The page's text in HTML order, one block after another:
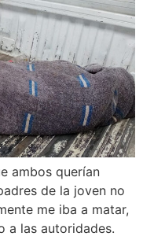
ambos querían
de la joven no
me iba a matar,
a las autoridades.